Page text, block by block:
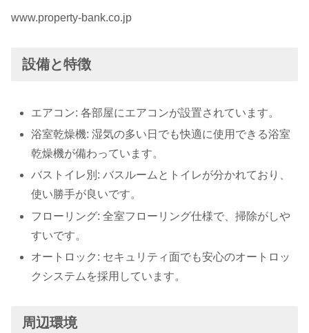
www.property-bank.co.jp
設備と特徴
エアコン: 各部屋にエアコンが設置されています。
浴室乾燥機: 湿気の多い日でも快適に使用できる浴室
乾燥機が備わっています。
バストイレ別: バスルームとトイレが分かれており、
使い勝手が良いです。
フローリング: 全室フローリング仕様で、掃除がしや
すいです。
オートロック: セキュリティ面でも安心のオートロッ
クシステムを採用しています。
周辺環境